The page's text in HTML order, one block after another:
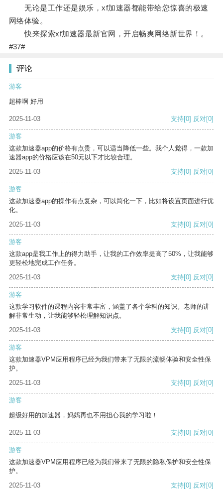
无论是工作还是娱乐，xf加速器都能带给您惊喜的极速
网络体验。
快来探索xf加速器最新官网，开启畅爽网络新世界！。
#37#
评论
游客
超棒啊 好用
2025-11-03 支持[0] 反对[0]
游客
这款加速器app的价格有点贵，可以适当降低一些。我个人觉得，一款加
速器app的价格应该在50元以下才比较合理。
2025-11-03
支持[0] 反对[0]
游客
这款加速器app的操作有点复杂，可以简化一下，比如将设置页面进行优
化。
2025-11-03
支持[0] 反对[0]
游客
这款app是我工作上的得力助手，让我的工作效率提高了50%，让我能够
更轻松地完成工作任务。
2025-11-03
支持[0] 反对[0]
游客
这款学习软件的课程内容非常丰富，涵盖了各个学科的知识。老师的讲
解非常生动，让我能够轻松理解知识点。
2025-11-03
支持[0] 反对[0]
游客
这款加速器VPM应用程序已经为我们带来了无限的流畅体验和安全性保
护。
2025-11-03
支持[0] 反对[0]
游客
超级好用的加速器，妈妈再也不用担心我的学习啦！
2025-11-03 支持[0] 反对[0]
游客
这款加速器VPM应用程序已经为我们带来了无限的隐私保护和安全性保
护。
2025-11-03
支持[0] 反对[0]